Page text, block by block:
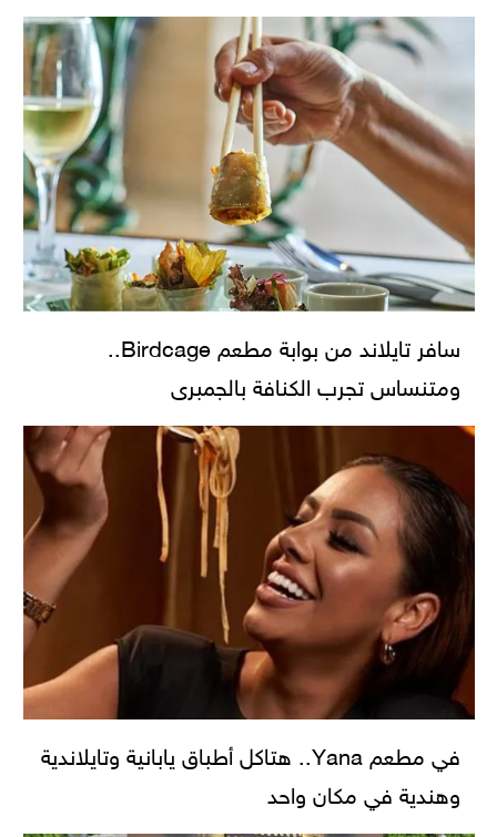
سافر تايلاند من بوابة مطعم Birdcage..
ومتنساس تجرب الكنافة بالجمبرى
في مطعم Yana.. هتاكل أطباق يابانية وتايلاندية
وهندية في مكان واحد